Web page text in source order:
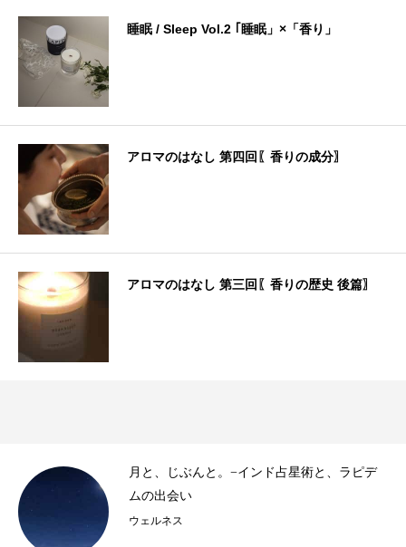
睡眠 / Sleep Vol.2 ｢睡眠」×「香り」
アロマのはなし 第四回〖香りの成分〗
アロマのはなし 第三回〖香りの歴史 後篇〗
月と、じぶんと。−インド占星術と、ラピデ
ムの出会い
ウェルネス